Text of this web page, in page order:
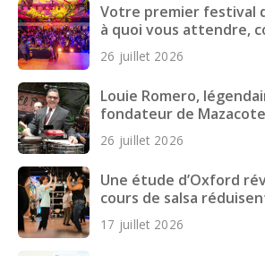
Votre premier festival
à quoi vous attendre,
préparer et quoi
26 juillet 2026
Louie Romero,
fondateur de
26 juillet 2026
Une étude d’Oxford
cours de salsa
dépressifs chez les
17 juillet 2026